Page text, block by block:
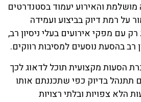
והאירוע יעמוד בסטנדרטים
על רמת דיוק בביצוע ועמידה
עם מפקי אירועים בעלי ניסיון רב,
רב בהסעת נוסעים למסיבות רווקים.
תוכל לדאוג לכך
בדיוק כפי שתכננתם אותו
הלא צפויות ובלתי רצויות